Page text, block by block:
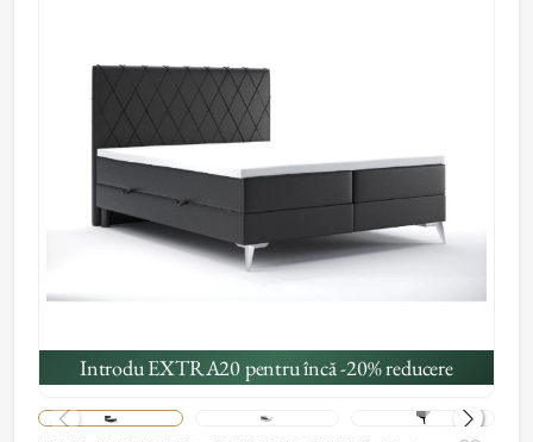
Introdu EXTRA20 pentru încă -20% reducere